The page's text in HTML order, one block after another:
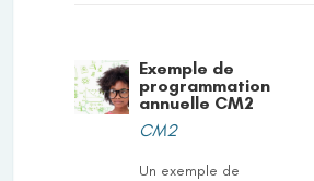
Exemple de
programmation
annuelle CM2
CM2
Un exemple de